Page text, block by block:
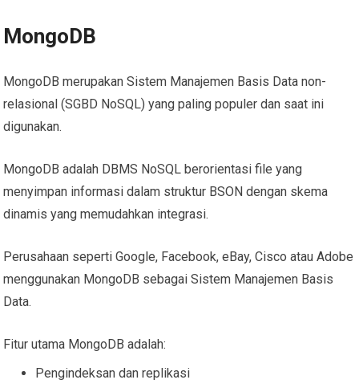
MongoDB
MongoDB merupakan Sistem Manajemen Basis Data non-
relasional (SGBD NoSQL) yang paling populer dan saat ini
digunakan.
MongoDB adalah DBMS NoSQL berorientasi file yang
menyimpan informasi dalam struktur BSON dengan skema
dinamis yang memudahkan integrasi.
Perusahaan seperti Google, Facebook, eBay, Cisco atau Adobe
menggunakan MongoDB sebagai Sistem Manajemen Basis
Data.
Fitur utama MongoDB adalah:
Pengindeksan dan replikasi